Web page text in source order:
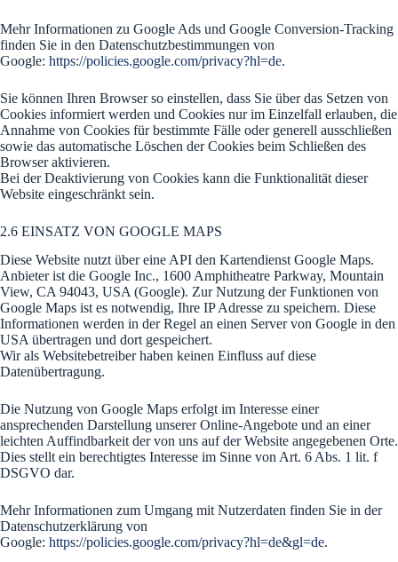
Mehr Informationen zu Google Ads und Google Conversion-Tracking
finden Sie in den Datenschutzbestimmungen von
Google: https://policies.google.com/privacy?hl=de.
Sie können Ihren Browser so einstellen, dass Sie über das Setzen von
Cookies informiert werden und Cookies nur im Einzelfall erlauben, die
Annahme von Cookies für bestimmte Fälle oder generell ausschließen
sowie das automatische Löschen der Cookies beim Schließen des
Browser aktivieren.
Bei der Deaktivierung von Cookies kann die Funktionalität dieser
Website eingeschränkt sein.
2.6 EINSATZ VON GOOGLE MAPS
Diese Website nutzt über eine API den Kartendienst Google Maps.
Anbieter ist die Google Inc., 1600 Amphitheatre Parkway, Mountain
View, CA 94043, USA (Google). Zur Nutzung der Funktionen von
Google Maps ist es notwendig, Ihre IP Adresse zu speichern. Diese
Informationen werden in der Regel an einen Server von Google in den
USA übertragen und dort gespeichert.
Wir als Websitebetreiber haben keinen Einfluss auf diese
Datenübertragung.
Die Nutzung von Google Maps erfolgt im Interesse einer
ansprechenden Darstellung unserer Online-Angebote und an einer
leichten Auffindbarkeit der von uns auf der Website angegebenen Orte.
Dies stellt ein berechtigtes Interesse im Sinne von Art. 6 Abs. 1 lit. f
DSGVO dar.
Mehr Informationen zum Umgang mit Nutzerdaten finden Sie in der
Datenschutzerklärung von
Google: https://policies.google.com/privacy?hl=de&gl=de.